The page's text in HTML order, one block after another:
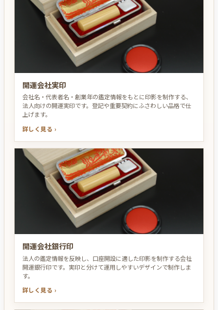
開運会社実印
会社名・代表者名・創業年の鑑定情報をもとに印影を制作する、
法人向けの開運実印です。登記や重要契約にふさわしい品格で仕
上げます。
詳しく見る ›
開運会社銀行印
法人の鑑定情報を反映し、口座開設に適した印影を制作する会社
開運銀行印です。実印と分けて運用しやすいデザインで制作しま
す。
詳しく見る ›